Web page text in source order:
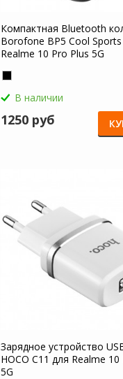
Компактная Bluetooth
Borofone BP5 Cool
Realme 10 Pro Plus 5G
В наличии
1250 руб
Зарядное устройство
HOCO C11 для Realme 10
5G